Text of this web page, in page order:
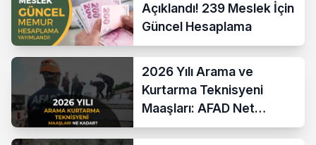
Açıklandı! 239 Meslek İçin
Güncel Hesaplama
2026 Yılı Arama ve
Kurtarma Teknisyeni
Maaşları: AFAD Net
Bordro Tablosu